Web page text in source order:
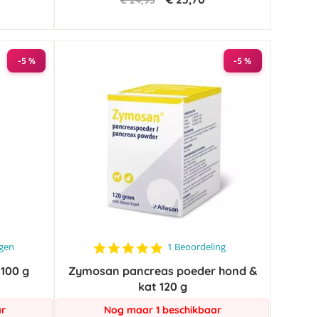
-5 %
g
-5 %
5.0
rating
1 Beoordeling
Zymosan pancreas poeder hond &
kat 120 g
Nog maar 1 beschikbaar